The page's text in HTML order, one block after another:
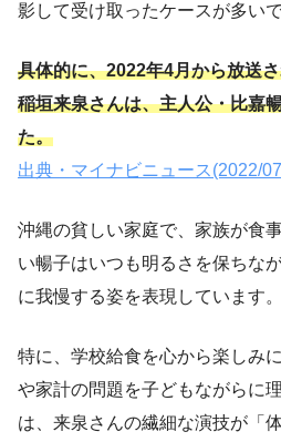
影して受け取ったケースが多いで
具体的に、2022年4月から放送
稲垣来泉さんは、主人公・比嘉
た。
出典・マイナビニュース(2022/
沖縄の貧しい家庭で、家族が食
い暢子はいつも明るさを保ちな
に我慢する姿を表現しています。
特に、学校給食を心から楽しみ
や家計の問題を子どもながらに
は、来泉さんの繊細な演技が「